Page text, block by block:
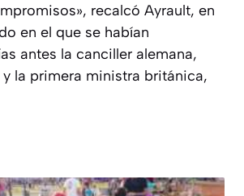
recalcó Ayrault, en
en el que se habían
antes la canciller alemana,
la primera ministra británica,